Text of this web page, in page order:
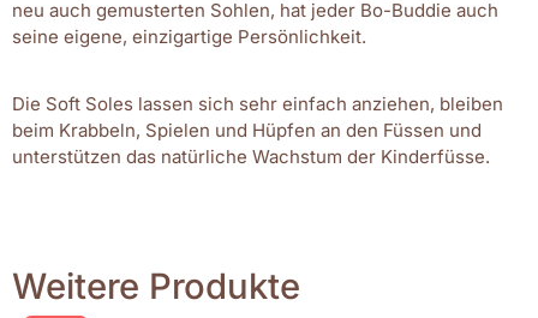
neu auch gemusterten Sohlen, hat jeder Bo-Buddie auch
seine eigene, einzigartige Persönlichkeit.
Die Soft Soles lassen sich sehr einfach anziehen, bleiben
beim Krabbeln, Spielen und Hüpfen an den Füssen und
unterstützen das natürliche Wachstum der Kinderfüsse.
Weitere Produkte